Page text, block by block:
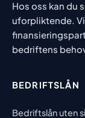
Hos oss kan du
uforpliktende.
bedriftens
BEDRIFTSLÅN
Bedriftslån uten